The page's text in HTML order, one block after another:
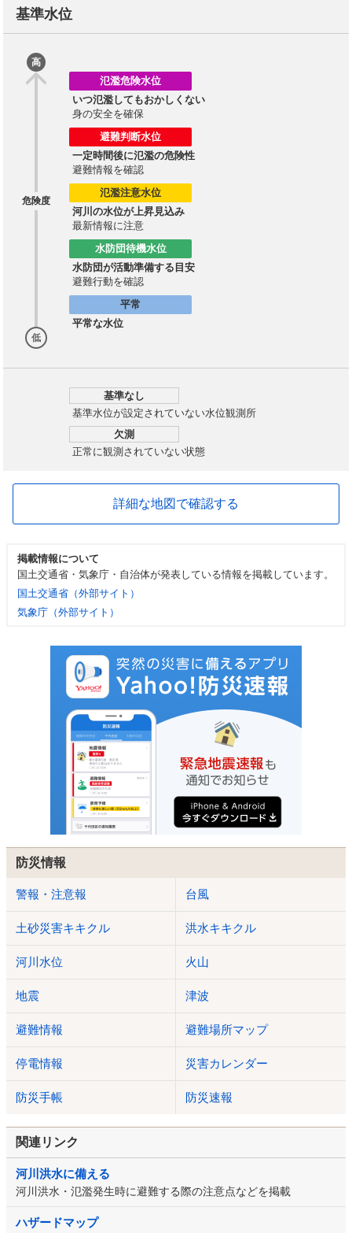
基準水位
高
危険度
低
氾濫危険水位
いつ氾濫してもおかしくない
身の安全を確保
避難判断水位
一定時間後に氾濫の危険性
避難情報を確認
氾濫注意水位
河川の水位が上昇見込み
最新情報に注意
水防団待機水位
水防団が活動準備する目安
避難行動を確認
平常
平常な水位
基準なし
基準水位が設定されていない水位観測所
欠測
正常に観測されていない状態
詳細な地図で確認する
掲載情報について
国土交通省・気象庁・自治体が発表している情報を掲載しています。
国土交通省（外部サイト）
気象庁（外部サイト）
防災情報
警報・注意報 台風
土砂災害キキクル 洪水キキクル
河川水位 火山
地震 津波
避難情報 避難場所マップ
停電情報 災害カレンダー
防災手帳 防災速報
関連リンク
河川洪水に備える
河川洪水・氾濫発生時に避難する際の注意点などを掲載
ハザードマップ